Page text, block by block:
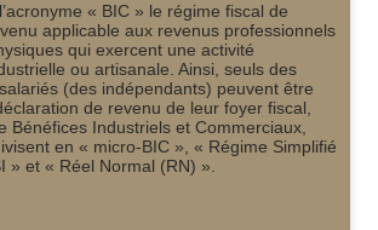
« BIC » le régime fiscal de
applicable aux revenus professionnels
qui exercent une activité
ou artisanale. Ainsi, seuls des
(des indépendants) peuvent être
de revenu de leur foyer fiscal,
Bénéfices Industriels et Commerciaux,
en « micro-BIC », « Régime Simplifié
» et « Réel Normal (RN) ».